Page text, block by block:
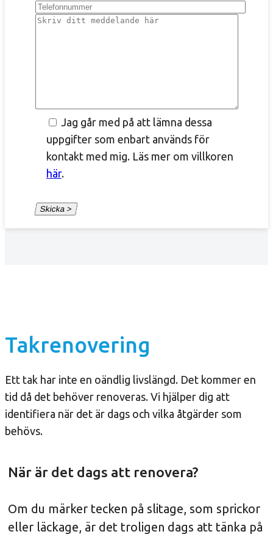
Jag går med på att lämna dessa
uppgifter som enbart används för
kontakt med mig. Läs mer om villkoren
här.
Takrenovering
Ett tak har inte en oändlig livslängd. Det kommer en
tid då det behöver renoveras. Vi hjälper dig att
identifiera när det är dags och vilka åtgärder som
behövs.
När är det dags att renovera?
Om du märker tecken på slitage, som sprickor
eller läckage, är det troligen dags att tänka på